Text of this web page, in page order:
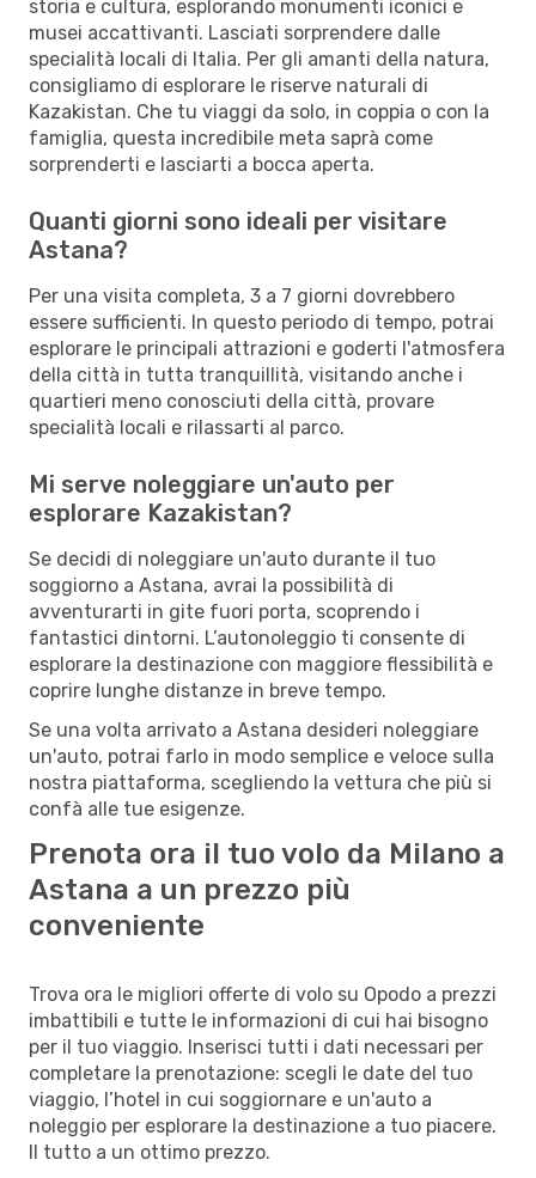
storia e cultura, esplorando monumenti iconici e
musei accattivanti. Lasciati sorprendere dalle
specialità locali di Italia. Per gli amanti della natura,
consigliamo di esplorare le riserve naturali di
Kazakistan. Che tu viaggi da solo, in coppia o con la
famiglia, questa incredibile meta saprà come
sorprenderti e lasciarti a bocca aperta.
Quanti giorni sono ideali per visitare
Astana?
Per una visita completa, 3 a 7 giorni dovrebbero
essere sufficienti. In questo periodo di tempo, potrai
esplorare le principali attrazioni e goderti l'atmosfera
della città in tutta tranquillità, visitando anche i
quartieri meno conosciuti della città, provare
specialità locali e rilassarti al parco.
Mi serve noleggiare un'auto per
esplorare Kazakistan?
Se decidi di noleggiare un'auto durante il tuo
soggiorno a Astana, avrai la possibilità di
avventurarti in gite fuori porta, scoprendo i
fantastici dintorni. L’autonoleggio ti consente di
esplorare la destinazione con maggiore flessibilità e
coprire lunghe distanze in breve tempo.
Se una volta arrivato a Astana desideri noleggiare
un'auto, potrai farlo in modo semplice e veloce sulla
nostra piattaforma, scegliendo la vettura che più si
confà alle tue esigenze.
Prenota ora il tuo volo da Milano a
Astana a un prezzo più
conveniente
Trova ora le migliori offerte di volo su Opodo a prezzi
imbattibili e tutte le informazioni di cui hai bisogno
per il tuo viaggio. Inserisci tutti i dati necessari per
completare la prenotazione: scegli le date del tuo
viaggio, l’hotel in cui soggiornare e un'auto a
noleggio per esplorare la destinazione a tuo piacere.
Il tutto a un ottimo prezzo.